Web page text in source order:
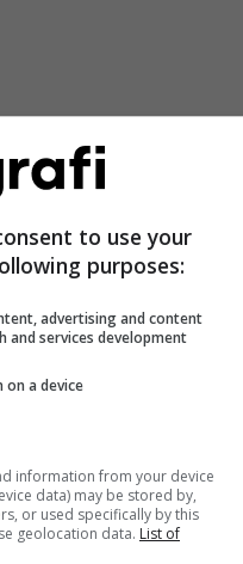
to use your
purposes:
advertising and content
and services development
a device
information from your device
data) may be stored by,
or used specifically by this
geolocation data. List of